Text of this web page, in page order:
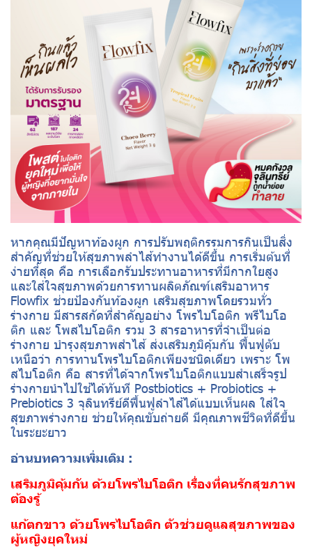
หากคุณมีปัญหาท้องผูก การปรับพฤติกรรมการกินเป็นสิ่ง
สำคัญที่ช่วยให้สุขภาพลำไส้ทำงานได้ดีขึ้น การเริ่มต้นที่
ง่ายที่สุด คือ การเลือกรับประทานอาหารที่มีกากใยสูง
และใส่ใจสุขภาพด้วยการทานผลิตภัณฑ์เสริมอาหาร
Flowfix ช่วยป้องกันท้องผูก เสริมสุขภาพโดยรวมทั่ว
ร่างกาย มีสารสกัดที่สำคัญอย่าง โพรไบโอติก พรีไบโอ
ติก และ โพสไบโอติก รวม 3 สารอาหารที่จำเป็นต่อ
ร่างกาย บำรุงสุขภาพสำไส้ ส่งเสริมภูมิคุ้มกัน ฟื้นฟูตับ
เหนือว่า การทานโพรไบโอติกเพียงชนิดเดียว เพราะ โพ
สไบโอติก คือ สารที่ได้จากโพรไบโอติกแบบสำเสร็จรูป
ร่างกายนำไปใช้ได้ทันที Postbiotics + Probiotics +
Prebiotics 3 จุลินทรีย์ดีฟื้นฟูลำไส้ได้แบบเห็นผล ใส่ใจ
สุขภาพร่างกาย ช่วยให้คุณขับถ่ายดี มีคุณภาพชีวิตที่ดีขึ้น
ในระยะยาว
อ่านบทความเพิ่มเติม :
เสริมภูมิคุ้มกัน ด้วยโพรไบโอติก เรื่องที่คนรักสุขภาพ
ต้องรู้
แก้ตกขาว ด้วยโพรไบโอติก ตัวช่วยดูแลสุขภาพของ
ผู้หญิงยุคใหม่